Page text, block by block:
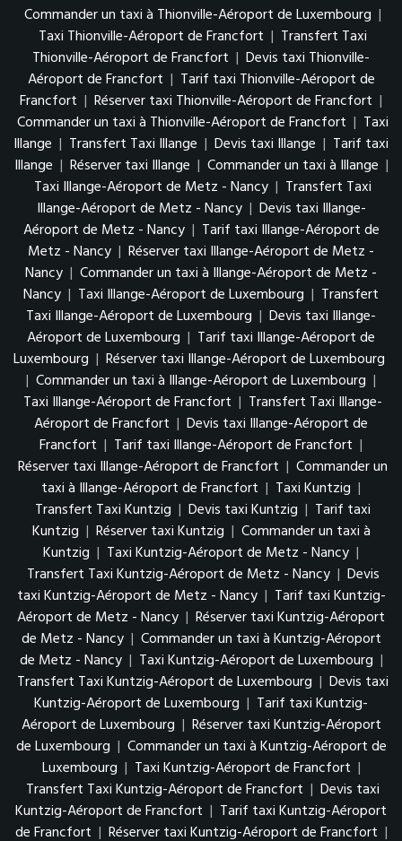
Commander un taxi à Thionville-Aéroport de Luxembourg |
Taxi Thionville-Aéroport de Francfort | Transfert Taxi
Thionville-Aéroport de Francfort | Devis taxi Thionville-
Aéroport de Francfort | Tarif taxi Thionville-Aéroport de
Francfort | Réserver taxi Thionville-Aéroport de Francfort |
Commander un taxi à Thionville-Aéroport de Francfort | Taxi
Illange | Transfert Taxi Illange | Devis taxi Illange | Tarif taxi
Illange | Réserver taxi Illange | Commander un taxi à Illange |
Taxi Illange-Aéroport de Metz - Nancy | Transfert Taxi
Illange-Aéroport de Metz - Nancy | Devis taxi Illange-
Aéroport de Metz - Nancy | Tarif taxi Illange-Aéroport de
Metz - Nancy | Réserver taxi Illange-Aéroport de Metz -
Nancy | Commander un taxi à Illange-Aéroport de Metz -
Nancy | Taxi Illange-Aéroport de Luxembourg | Transfert
Taxi Illange-Aéroport de Luxembourg | Devis taxi Illange-
Aéroport de Luxembourg | Tarif taxi Illange-Aéroport de
Luxembourg | Réserver taxi Illange-Aéroport de Luxembourg
| Commander un taxi à Illange-Aéroport de Luxembourg |
Taxi Illange-Aéroport de Francfort | Transfert Taxi Illange-
Aéroport de Francfort | Devis taxi Illange-Aéroport de
Francfort | Tarif taxi Illange-Aéroport de Francfort |
Réserver taxi Illange-Aéroport de Francfort | Commander un
taxi à Illange-Aéroport de Francfort | Taxi Kuntzig |
Transfert Taxi Kuntzig | Devis taxi Kuntzig | Tarif taxi
Kuntzig | Réserver taxi Kuntzig | Commander un taxi à
Kuntzig | Taxi Kuntzig-Aéroport de Metz - Nancy |
Transfert Taxi Kuntzig-Aéroport de Metz - Nancy | Devis
taxi Kuntzig-Aéroport de Metz - Nancy | Tarif taxi Kuntzig-
Aéroport de Metz - Nancy | Réserver taxi Kuntzig-Aéroport
de Metz - Nancy | Commander un taxi à Kuntzig-Aéroport
de Metz - Nancy | Taxi Kuntzig-Aéroport de Luxembourg |
Transfert Taxi Kuntzig-Aéroport de Luxembourg | Devis taxi
Kuntzig-Aéroport de Luxembourg | Tarif taxi Kuntzig-
Aéroport de Luxembourg | Réserver taxi Kuntzig-Aéroport
de Luxembourg | Commander un taxi à Kuntzig-Aéroport de
Luxembourg | Taxi Kuntzig-Aéroport de Francfort |
Transfert Taxi Kuntzig-Aéroport de Francfort | Devis taxi
Kuntzig-Aéroport de Francfort | Tarif taxi Kuntzig-Aéroport
de Francfort | Réserver taxi Kuntzig-Aéroport de Francfort |